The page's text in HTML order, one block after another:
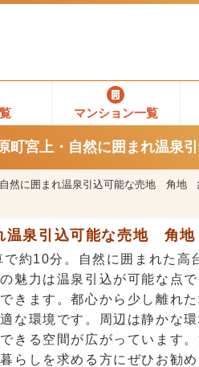
マンション一覧
町宮上・自然に囲まれ温
然に囲まれ温泉引込可能な売地 角地
温泉引込可能な売地 角
約10分。自然に囲まれた高
魅力は温泉引込が可能な点
きます。都心から少し離れ
な環境です。周辺は静かな
きる空間が広がっています
らしを求める方にぜひお勧め